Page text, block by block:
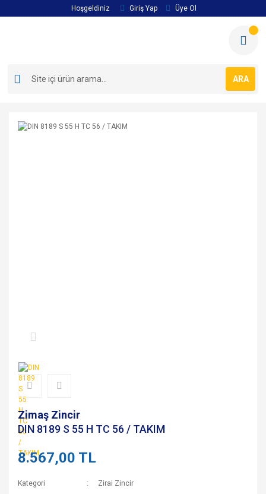
Hoşgeldiniz Giriş Yap Üye Ol
ARA
Zimaş Zincir
DIN 8189 S 55 H TC 56 / TAKIM
8.567,00 TL
Kategori
Zirai Zincir